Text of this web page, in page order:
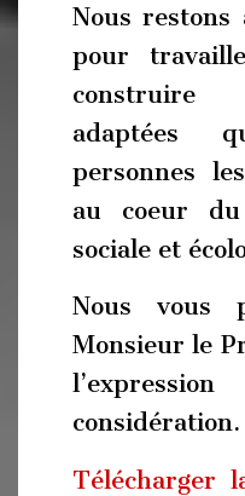
Nous restons
pour
construire
adaptées
personnes
au coeur
sociale et
Nous vous
Monsieur le
considération.
Télécharger